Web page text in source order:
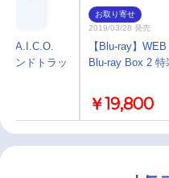
A.I.C.O.
ウンドトラッ
お取り寄せ
2019/03/28 発売
【Blu-ray】
Blu-ray Box 2 特
￥19,800